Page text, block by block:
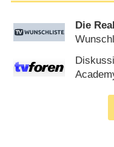
Die